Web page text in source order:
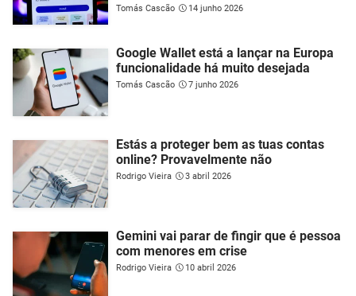
Tomás Cascão 14 junho 2026
Google Wallet está a lançar na Europa
funcionalidade há muito desejada
Tomás Cascão 7 junho 2026
Estás a proteger bem as tuas contas
online? Provavelmente não
Rodrigo Vieira 3 abril 2026
Gemini vai parar de fingir que é pessoa
com menores em crise
Rodrigo Vieira 10 abril 2026